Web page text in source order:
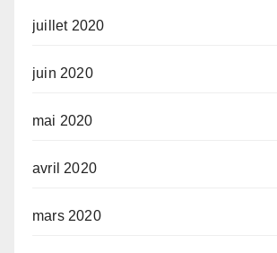
juillet 2020
juin 2020
mai 2020
avril 2020
mars 2020